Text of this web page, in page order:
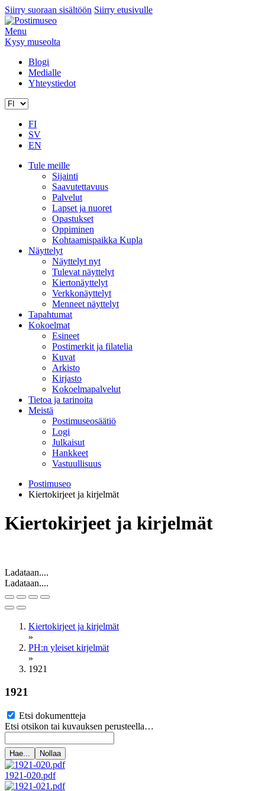
Siirry suoraan sisältöön Siirry etusivulle
Menu
Kysy museolta
Blogi
Medialle
Yhteystiedot
FI
SV
EN
Tule meille
Sijainti
Saavutettavuus
Palvelut
Lapset ja nuoret
Opastukset
Oppiminen
Kohtaamispaikka Kupla
Näyttelyt
Näyttelyt nyt
Tulevat näyttelyt
Kiertonäyttelyt
Verkkonäyttelyt
Menneet näyttelyt
Tapahtumat
Kokoelmat
Esineet
Postimerkit ja filatelia
Kuvat
Arkisto
Kirjasto
Kokoelmapalvelut
Tietoa ja tarinoita
Meistä
Postimuseosäätiö
Logi
Julkaisut
Hankkeet
Vastuullisuus
Postimuseo
Kiertokirjeet ja kirjelmät
Kiertokirjeet ja kirjelmät
Ladataan....
Ladataan....
Kiertokirjeet ja kirjelmät
»
PH:n yleiset kirjelmät
»
1921
1921
Etsi dokumentteja
Etsi otsikon tai kuvauksen perusteella…
Hae... Nollaa
1921-020.pdf